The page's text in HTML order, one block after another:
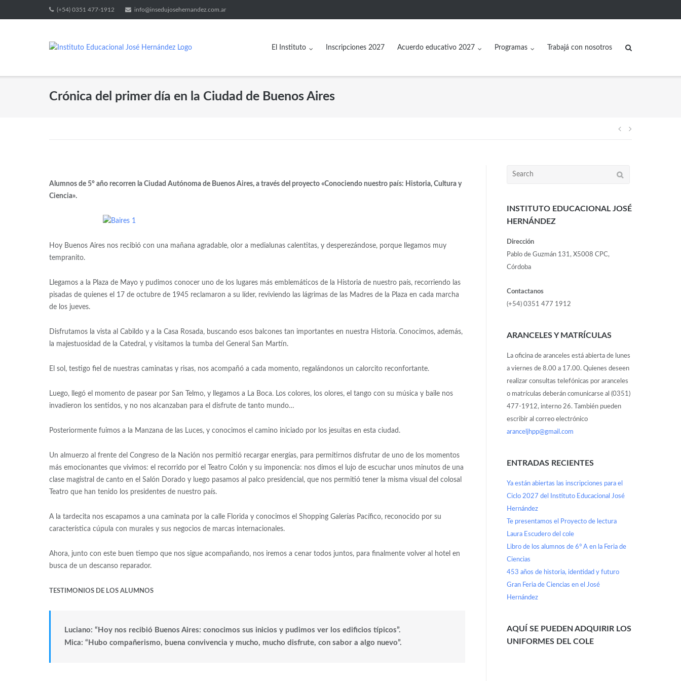
(+54) 0351 477-1912 info@insedujosehernandez.com.ar
El Instituto Inscripciones 2027 Acuerdo educativo 2027 Programas Trabajá con nosotros
Crónica del primer día en la Ciudad de Buenos Aires
Alumnos de 5° año recorren la Ciudad Autónoma de Buenos Aires, a través del proyecto «Conociendo nuestro país: Historia, Cultura y
Ciencia».
Hoy Buenos Aires nos recibió con una mañana agradable, olor a medialunas calentitas, y desperezándose, porque llegamos muy
tempranito.
Llegamos a la Plaza de Mayo y pudimos conocer uno de los lugares más emblemáticos de la Historia de nuestro país, recorriendo las
pisadas de quienes el 17 de octubre de 1945 reclamaron a su líder, reviviendo las lágrimas de las Madres de la Plaza en cada marcha
de los jueves.
Disfrutamos la vista al Cabildo y a la Casa Rosada, buscando esos balcones tan importantes en nuestra Historia. Conocimos, además,
la majestuosidad de la Catedral, y visitamos la tumba del General San Martín.
El sol, testigo fiel de nuestras caminatas y risas, nos acompañó a cada momento, regalándonos un calorcito reconfortante.
Luego, llegó el momento de pasear por San Telmo, y llegamos a La Boca. Los colores, los olores, el tango con su música y baile nos
invadieron los sentidos, y no nos alcanzaban para el disfrute de tanto mundo…
Posteriormente fuimos a la Manzana de las Luces, y conocimos el camino iniciado por los jesuitas en esta ciudad.
Un almuerzo al frente del Congreso de la Nación nos permitió recargar energías, para permitirnos disfrutar de uno de los momentos
más emocionantes que vivimos: el recorrido por el Teatro Colón y su imponencia: nos dimos el lujo de escuchar unos minutos de una
clase magistral de canto en el Salón Dorado y luego pasamos al palco presidencial, que nos permitió tener la misma visual del colosal
Teatro que han tenido los presidentes de nuestro país.
A la tardecita nos escapamos a una caminata por la calle Florida y conocimos el Shopping Galerías Pacífico, reconocido por su
característica cúpula con murales y sus negocios de marcas internacionales.
Ahora, junto con este buen tiempo que nos sigue acompañando, nos iremos a cenar todos juntos, para finalmente volver al hotel en
busca de un descanso reparador.
TESTIMONIOS DE LOS ALUMNOS
Luciano: “Hoy nos recibió Buenos Aires: conocimos sus inicios y pudimos ver los edificios típicos”.
Mica: “Hubo compañerismo, buena convivencia y mucho, mucho disfrute, con sabor a algo nuevo”.
INSTITUTO EDUCACIONAL JOSÉ
HERNÁNDEZ
Dirección
Pablo de Guzmán 131, X5008 CPC,
Córdoba
Contactanos
(+54) 0351 477 1912
ARANCELES Y MATRÍCULAS
La oficina de aranceles está abierta de lunes
a viernes de 8.00 a 17.00. Quienes deseen
realizar consultas telefónicas por aranceles
o matrículas deberán comunicarse al (0351)
477-1912, interno 26. También pueden
escribir al correo electrónico
aranceljhpp@gmail.com
ENTRADAS RECIENTES
Ya están abiertas las inscripciones para el
Ciclo 2027 del Instituto Educacional José
Hernández
Te presentamos el Proyecto de lectura
Laura Escudero del cole
Libro de los alumnos de 6° A en la Feria de
Ciencias
453 años de historia, identidad y futuro
Gran Feria de Ciencias en el José
Hernández
AQUÍ SE PUEDEN ADQUIRIR LOS
UNIFORMES DEL COLE